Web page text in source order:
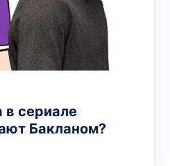
сериале
Бакланом?